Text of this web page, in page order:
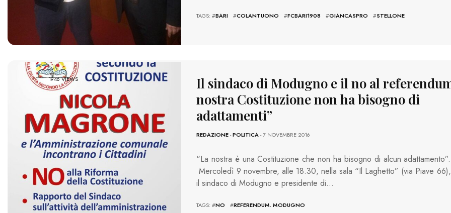
TAGS: #BARI #COLANTUONO #FCBARI1908 #GIANCASPRO #STELLONE
1946 VIEWS
Il sindaco di Modugno e il no al
nostra Costituzione non ha bisogno di
adattamenti”
REDAZIONE-POLITICA- 7 NOVEMBRE 2016
“La nostra è una Costituzione che non ha bisogno di alcun adattamento”.
Mercoledì 9 novembre, alle 18.30, nella sala “Il Laghetto” (via Piave 66),
il sindaco di Modugno e presidente di…
TAGS: #NO #REFERENDUM. MODUGNO